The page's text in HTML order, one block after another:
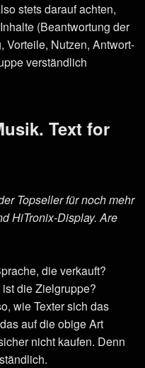
stets darauf achten,
(Beantwortung der
Vorteile, Nutzen, Antwort-
verständlich
Text for
Topseller für noch mehr
HiTronix-Display. Are
die verkauft?
die Zielgruppe?
wie Texter sich das
auf die obige Art
nicht kaufen. Denn